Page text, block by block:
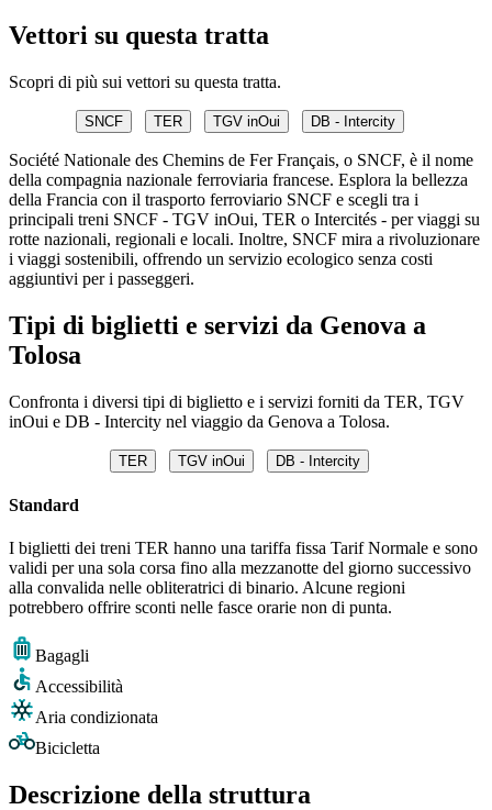
Vettori su questa tratta
Scopri di più sui vettori su questa tratta.
SNCF TER TGV inOui DB - Intercity
Société Nationale des Chemins de Fer Français, o SNCF, è il nome
della compagnia nazionale ferroviaria francese. Esplora la bellezza
della Francia con il trasporto ferroviario SNCF e scegli tra i
principali treni SNCF - TGV inOui, TER o Intercités - per viaggi su
rotte nazionali, regionali e locali. Inoltre, SNCF mira a rivoluzionare
i viaggi sostenibili, offrendo un servizio ecologico senza costi
aggiuntivi per i passeggeri.
Tipi di biglietti e servizi da Genova a
Tolosa
Confronta i diversi tipi di biglietto e i servizi forniti da TER, TGV
inOui e DB - Intercity nel viaggio da Genova a Tolosa.
TER TGV inOui DB - Intercity
Standard
I biglietti dei treni TER hanno una tariffa fissa Tarif Normale e sono
validi per una sola corsa fino alla mezzanotte del giorno successivo
alla convalida nelle obliteratrici di binario. Alcune regioni
potrebbero offrire sconti nelle fasce orarie non di punta.
Bagagli
Accessibilità
Aria condizionata
Bicicletta
Descrizione della struttura